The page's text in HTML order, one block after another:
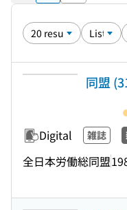
同盟
Digital 雑誌
全日本労働総同盟